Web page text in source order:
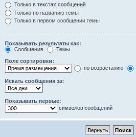
Только в текстах сообщений
Только по названию темы
Только в первом сообщении темы
Показывать результаты как:
Сообщения
Темы
Поле сортировки:
по возрастанию
Искать сообщения за:
Показывать первые:
символов сообщений